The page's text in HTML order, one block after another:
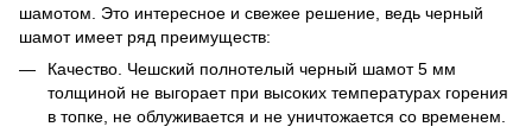
шамотом. Это интересное и свежее решение, ведь черный
шамот имеет ряд преимуществ:
Качество. Чешский полнотелый черный шамот 5 мм
толщиной не выгорает при высоких температурах горения
в топке, не облуживается и не уничтожается со временем.